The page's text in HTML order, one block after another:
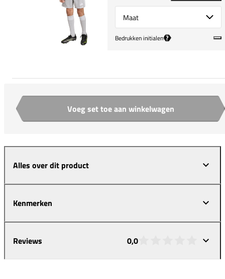
Select {option} for {name}
Bedrukken initialen ?
Aantal Voeg set toe aan winkelwagen
Alles over dit product
Kenmerken
Reviews 0,0